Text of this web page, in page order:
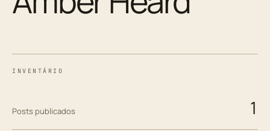
INVENTÁRIO
Posts publicados 1